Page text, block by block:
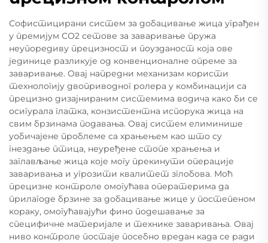
Софистицирани систем за добацивање жица уграђен
у премијум СО2 сетове за заваривање пружа
неупоредиву прецизност и поузданост која ове
јединице разликује од конвенционалне опреме за
заваривање. Овај напредни механизам користи
технологију двоприводног ролера у комбинацији са
прецизно дизајнираним системима водича како би се
осигурала глатка, конзистентна испорука жица на
свим брзинама подавања. Овај систем елиминише
уобичајене проблеме са храњењем као што су
гнездање птица, неуређене стопе храњења и
заглављање жица које могу прекинути операције
заваривања и угрозити квалитет зглобова. Моћ
прецизне контроле омогућава оператерима да
прилагоде брзине за добацивање жице у постепеном
кораку, омогућавајући фино подешавање за
специфичне материјале и технике заваривања. Овај
ниво контроле постаје посебно вредан када се ради